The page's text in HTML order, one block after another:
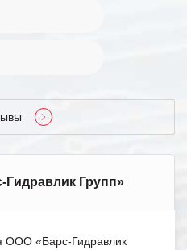
Групп»
ООО «Барс-Гидравлик